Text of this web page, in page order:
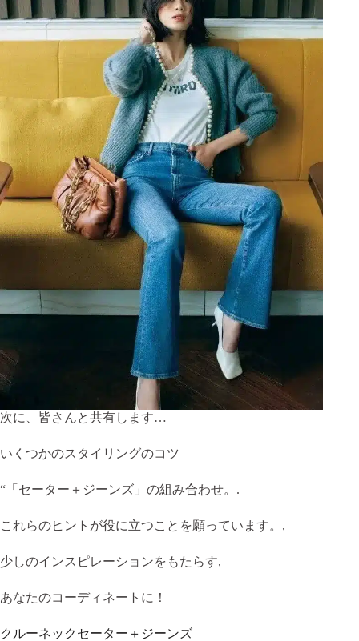
次に、皆さんと共有します…
いくつかのスタイリングのコツ
“「セーター＋ジーンズ」の組み合わせ。.
これらのヒントが役に立つことを願っています。,
少しのインスピレーションをもたらす,
あなたのコーディネートに！
クルーネックセーター＋ジーンズ